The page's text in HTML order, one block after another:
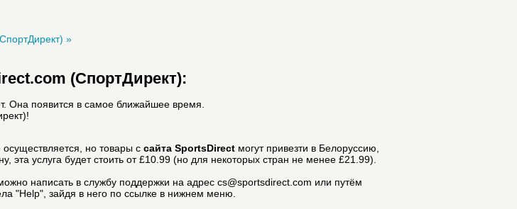
»
(СпортДирект):
Она появится в самое ближайшее время.
но товары c сайта SportsDirect могут привезти в Белоруссию,
эта услуга будет стоить от £10.99 (но для некоторых стран не менее £21.99).
написать в службу поддержки на адрес cs@sportsdirect.com или путём
"Help", зайдя в него по ссылке в нижнем меню.